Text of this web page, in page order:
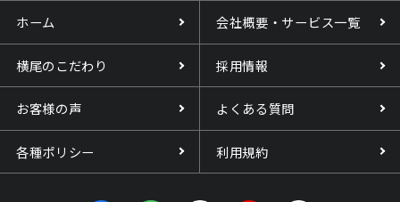
ホーム 会社概要・サービス一覧
横尾のこだわり 採用情報
お客様の声 よくある質問
各種ポリシー 利用規約